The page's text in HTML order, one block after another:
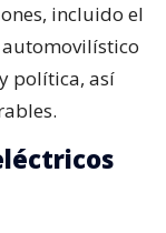
incluido el
política, así